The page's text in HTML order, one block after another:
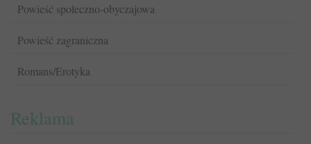
Powieść społeczno-obyczajowa
Powieść zagraniczna
Romans/Erotyka
Reklama